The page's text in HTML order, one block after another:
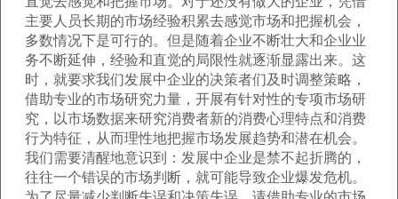
主要人员长期的市场经验积累去感觉市场和把握机会，
多数情况下是可行的。但是随着企业不断壮大和企业业
务不断延伸，经验和直觉的局限性就逐渐显露出来。这
时，就要求我们发展中企业的决策者们及时调整策略，
借助专业的市场研究力量，开展有针对性的专项市场研
究，以市场数据来研究消费者新的消费心理特点和消费
行为特征，从而理性地把握市场发展趋势和潜在机会。
我们需要清醒地意识到：发展中企业是禁不起折腾的，
往往一个错误的市场判断，就可能导致企业爆发危机。